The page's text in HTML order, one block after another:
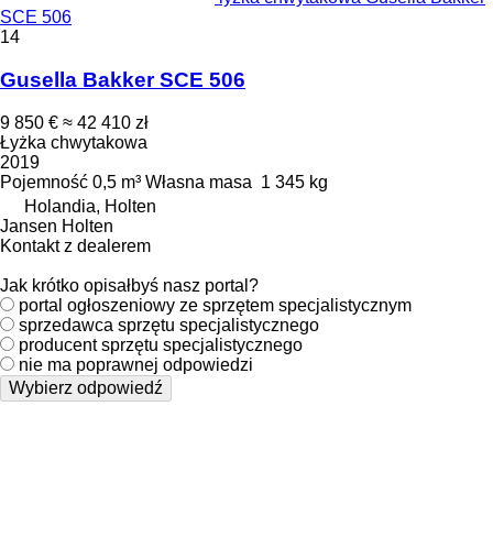
SCE 506
14
Gusella Bakker SCE 506
9 850 € ≈ 42 410 zł
Łyżka chwytakowa
2019
Pojemność 0,5 m³ Własna masa 1 345 kg
Holandia, Holten
Jansen Holten
Kontakt z dealerem
Jak krótko opisałbyś nasz portal?
portal ogłoszeniowy ze sprzętem specjalistycznym
sprzedawca sprzętu specjalistycznego
producent sprzętu specjalistycznego
nie ma poprawnej odpowiedzi
Wybierz odpowiedź